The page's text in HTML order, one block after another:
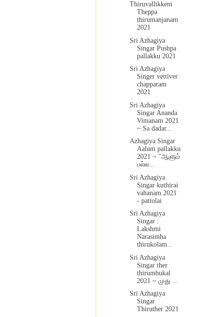
Thiruvallikkeni
Theppa
thirumanjanam
2021
Sri Azhagiya
Singar Pushpa
pallakku 2021
Sri Azhagiya
Singer vettiver
chapparam
2021
Sri Azhagiya
Singar Ananda
Vimanam 2021
~ Sa dadar...
Azhagiya Singar
Aalum pallakku
2021 ~ "ஆளும்
பல்ல...
Sri Azhagiya
Singar kuthirai
vahanam 2021
- pattolai
Sri Azhagiya
Singar :
Lakshmi
Narasimha
thirukolam...
Sri Azhagiya
Singar ther
thirumbukal
2021 ~ முது ...
Sri Azhagiya
Singar
Thiruther 2021